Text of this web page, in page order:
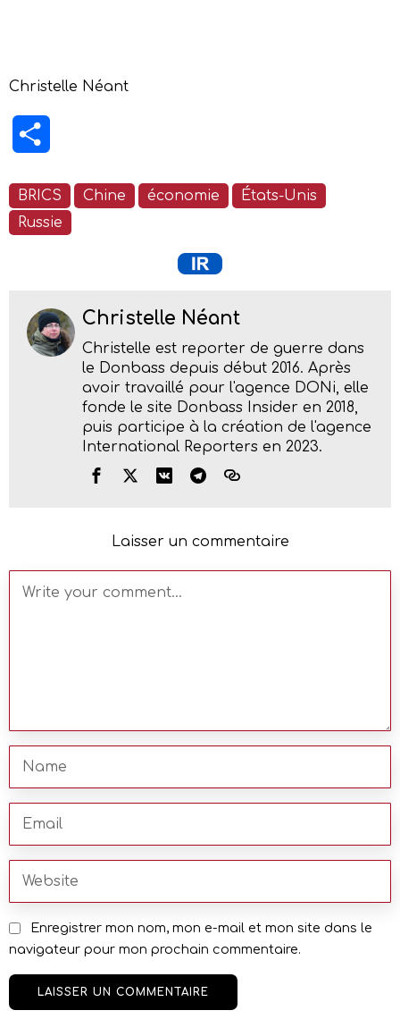
Christelle Néant
BRICS Chine économie
États-Unis
Russie
Christelle Néant
Christelle est reporter de guerre dans
le Donbass depuis début 2016. Après
avoir travaillé pour l'agence DONi, elle
fonde le site Donbass Insider en 2018,
puis participe à la création de l'agence
International Reporters en 2023.
Laisser un commentaire
Enregistrer mon nom, mon e-mail et mon site dans le
navigateur pour mon prochain commentaire.